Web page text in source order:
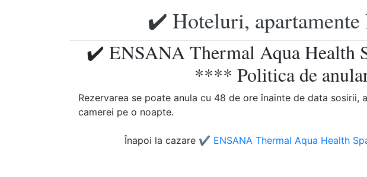
✔️ Hoteluri, apartamente
✔️ ENSANA Thermal Aqua Health
**** Politica de
Rezervarea se poate anula cu 48 de ore înainte de data sosirii,
camerei pe o noapte.
Înapoi la cazare ✔️ ENSANA Thermal Aqua Health